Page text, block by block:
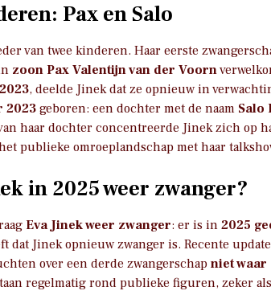
Pax en Salo
van twee kinderen. Haar eerste
zoon Pax Valentijn van der Voorn
, deelde Jinek dat ze opnieuw in
2023geboren: een dochter met de naam Salo
haar dochter concentreerde Jinek zich op
publieke omroeplandschap met haar
in 2025 weer zwanger?
Eva Jinek weer zwanger: er is in 2025
dat Jinek opnieuw zwanger is. Recente
over een derde zwangerschap niet
regelmatig rond publieke figuren, zeker